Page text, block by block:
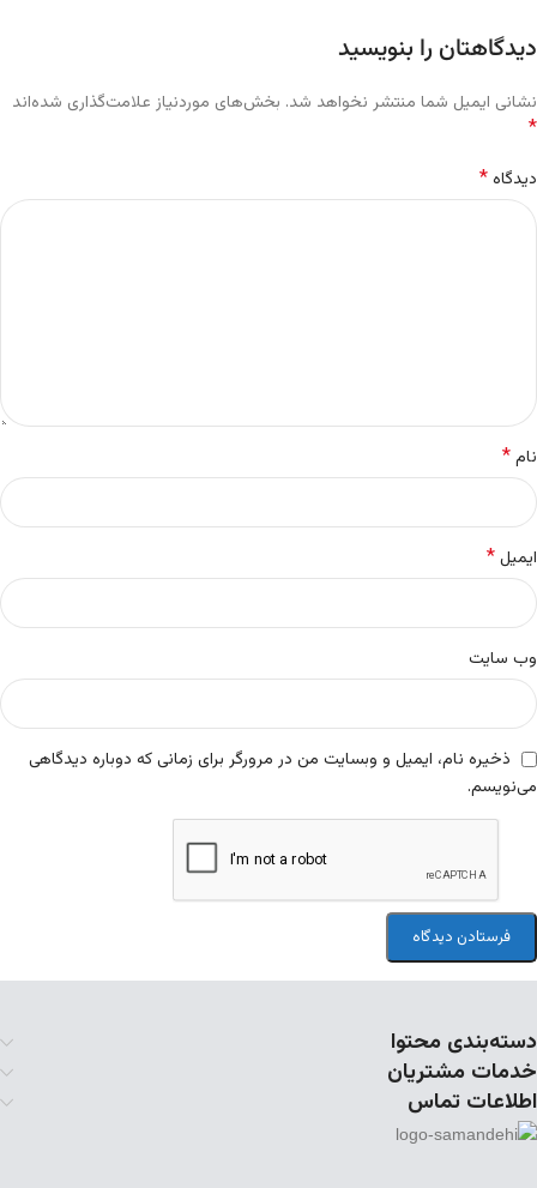
دیدگاهتان را بنویسید
نشانی ایمیل شما منتشر نخواهد شد. بخش‌های موردنیاز علامت‌گذاری شده‌اند
*
دیدگاه*
نام*
ایمیل*
وب‌ سایت
ذخیره نام، ایمیل و وبسایت من در مرورگر برای زمانی که دوباره دیدگاهی
می‌نویسم.
دسته‌بندی محتوا
خدمات مشتریان
اطلاعات تماس